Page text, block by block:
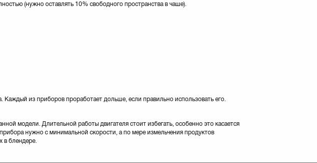
(нужно оставлять 10% свободного пространства в чаше).
Каждый из приборов проработает дольше, если правильно использовать его.
модели. Длительной работы двигателя стоит избегать, особенно это касается
нужно с минимальной скорости, а по мере измельчения продуктов
в блендере.